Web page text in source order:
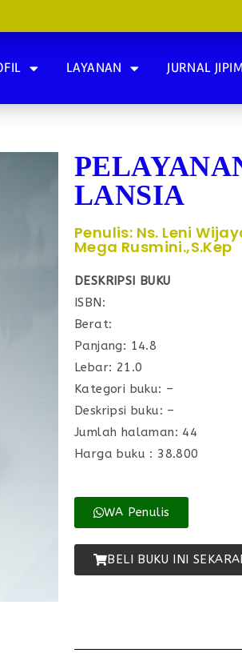
LAYANAN JURNAL
LANSIA
Penulis: Ns. Leni
Mega Rusmini.,S.Kep
DESKRIPSI BUKU
ISBN:
Berat:
Panjang: 14.8
Lebar: 21.0
Kategori buku: –
Deskripsi buku: –
Jumlah halaman: 44
Harga buku : 38.800
WA Penulis
BELI BUKU INI